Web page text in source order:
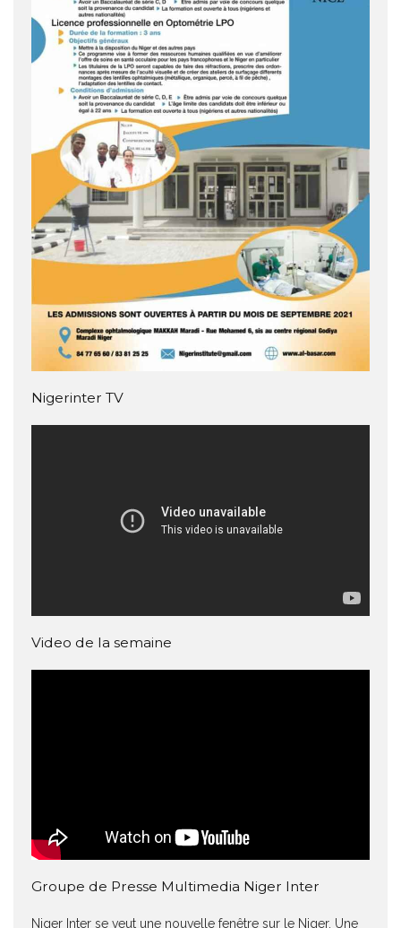
Nigerinter TV
Video de la semaine
Groupe de Presse Multimedia Niger Inter
Niger Inter se veut une nouvelle fenêtre sur le Niger. Une